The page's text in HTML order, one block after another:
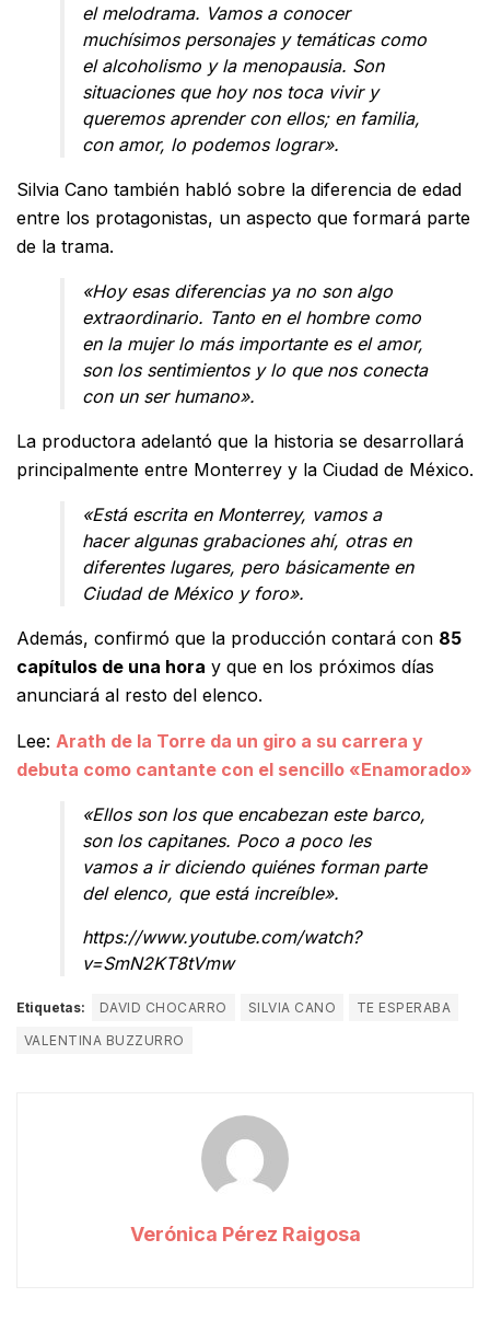
el melodrama. Vamos a conocer
muchísimos personajes y temáticas como
el alcoholismo y la menopausia. Son
situaciones que hoy nos toca vivir y
queremos aprender con ellos; en familia,
con amor, lo podemos lograr».
Silvia Cano también habló sobre la diferencia de edad
entre los protagonistas, un aspecto que formará parte
de la trama.
«Hoy esas diferencias ya no son algo
extraordinario. Tanto en el hombre como
en la mujer lo más importante es el amor,
son los sentimientos y lo que nos conecta
con un ser humano».
La productora adelantó que la historia se desarrollará
principalmente entre Monterrey y la Ciudad de México.
«Está escrita en Monterrey, vamos a
hacer algunas grabaciones ahí, otras en
diferentes lugares, pero básicamente en
Ciudad de México y foro».
Además, confirmó que la producción contará con 85
capítulos de una hora y que en los próximos días
anunciará al resto del elenco.
Lee: Arath de la Torre da un giro a su carrera y
debuta como cantante con el sencillo «Enamorado»
«Ellos son los que encabezan este barco,
son los capitanes. Poco a poco les
vamos a ir diciendo quiénes forman parte
del elenco, que está increíble».
https://www.youtube.com/watch?
v=SmN2KT8tVmw
Etiquetas: DAVID CHOCARRO SILVIA CANO
TE ESPERABA
VALENTINA BUZZURRO
Verónica Pérez Raigosa